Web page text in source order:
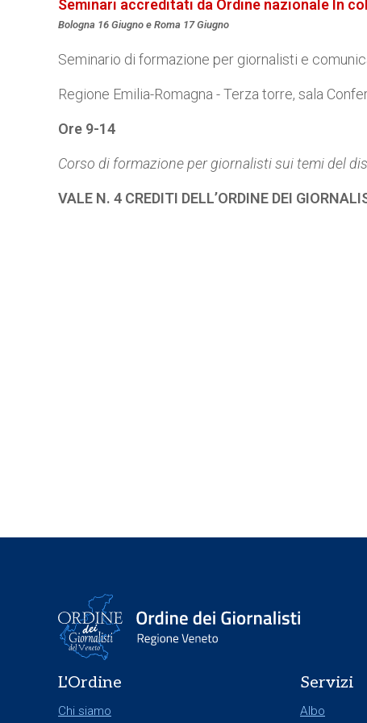
Seminari accreditati da Ordine nazionale In
Bologna 16 Giugno e Roma 17 Giugno
Seminario di formazione per giornalisti e
Regione Emilia-Romagna - Terza torre, sala
Ore 9-14
Corso di formazione per giornalisti sui temi del
VALE N. 4 CREDITI DELL’ORDINE DEI
L'Ordine
Chi siamo
Servizi
Albo